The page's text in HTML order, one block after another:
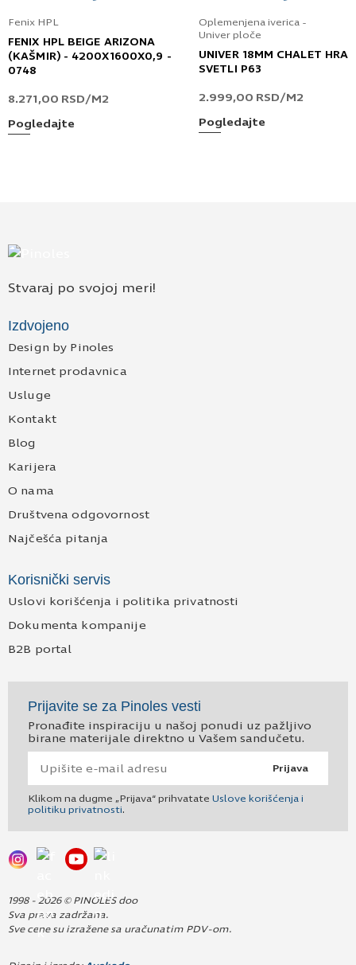
Fenix HPL
FENIX HPL BEIGE ARIZONA
(KAŠMIR) - 4200X1600X0,9 -
0748
8.271,00 RSD/M2
Pogledajte
Oplemenjena iverica -
Univer ploče
UNIVER 18MM CHALET
SVETLI P63
2.999,00 RSD/M2
Pogledajte
Stvaraj po svojoj meri!
Izdvojeno
Design by Pinoles
Internet prodavnica
Usluge
Kontakt
Blog
Karijera
O nama
Društvena odgovornost
Najčešća pitanja
Korisnički servis
Uslovi korišćenja i politika privatnosti
Dokumenta kompanije
B2B portal
Prijavite se za Pinoles vesti
Pronađite inspiraciju u našoj ponudi uz pažljivo
birane materijale direktno u Vašem sandučetu.
Prijava
Klikom na dugme „Prijava“ prihvatate Uslove korišćenja i
politiku privatnosti.
1998 - 2026 © PINOLES doo
Sva prava zadržana.
Sve cene su izražene sa uračunatim PDV-om.